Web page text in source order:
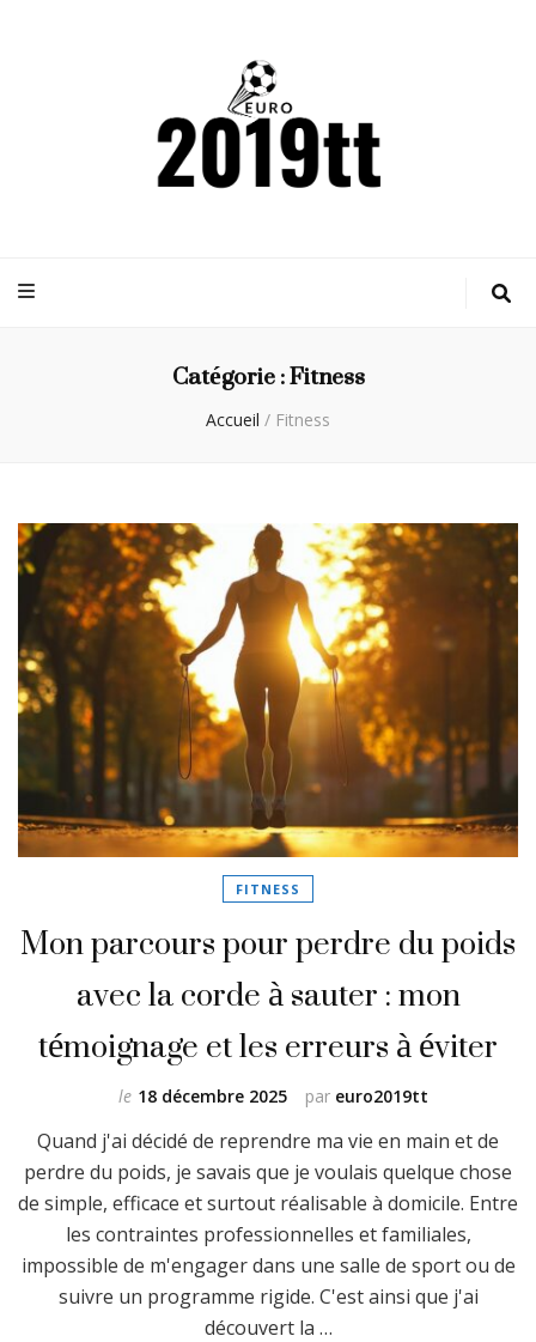
Catégorie :Fitness
Accueil / Fitness
FITNESS
Mon parcours pour perdre du poids
avec la corde à sauter : mon
témoignage et les erreurs à éviter
par euro2019tt
le 18 décembre 2025
Quand j'ai décidé de reprendre ma vie en main et de
perdre du poids, je savais que je voulais quelque chose
de simple, efficace et surtout réalisable à domicile. Entre
les contraintes professionnelles et familiales,
impossible de m'engager dans une salle de sport ou de
suivre un programme rigide. C'est ainsi que j'ai
découvert la …